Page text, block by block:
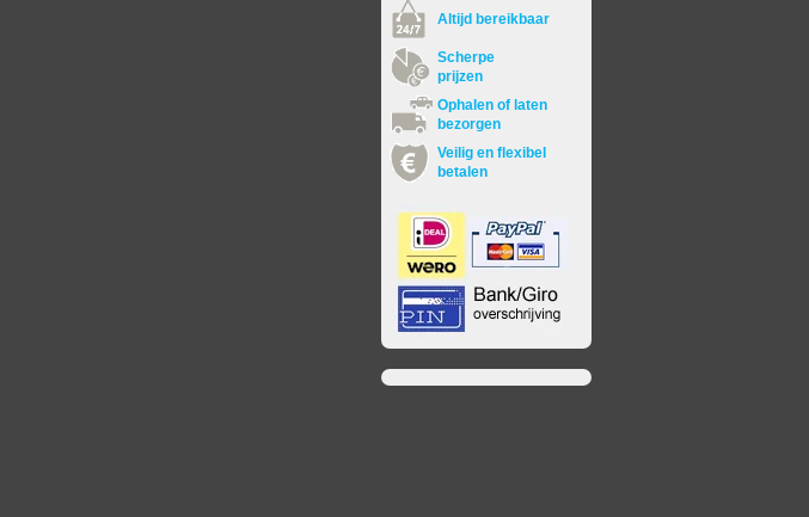
Altijd bereikbaar
Scherpe
prijzen
Ophalen of laten
bezorgen
Veilig en flexibel
betalen